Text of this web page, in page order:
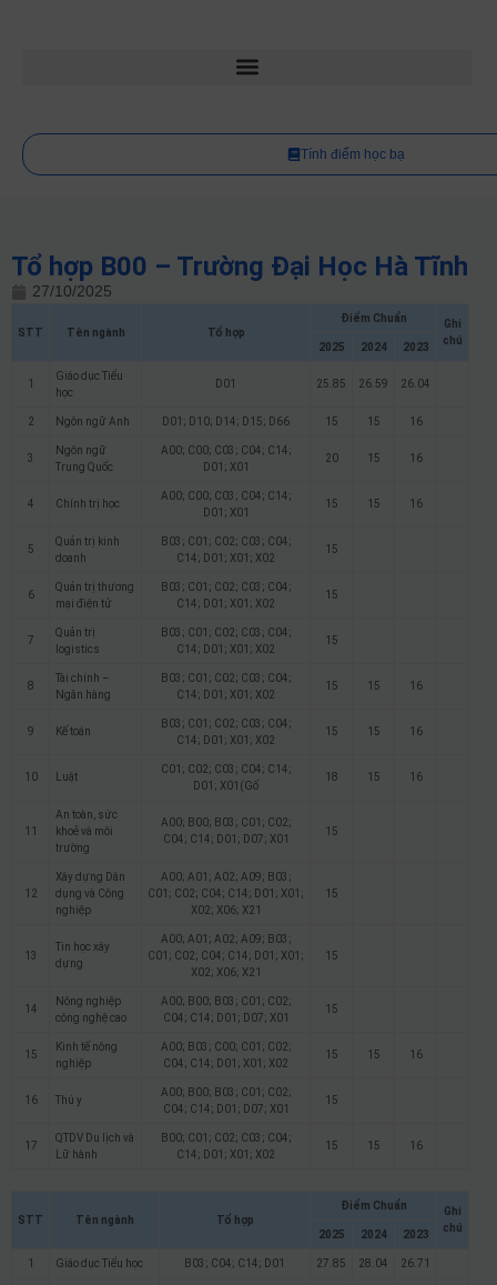
Tính điểm học bạ
Tổ hợp B00 – Trường Đại Học Hà Tĩnh
27/10/2025
STT Tên ngành Tổ hợp
Điểm Chuẩn
Ghi
chú
2025 2024 2023
1
Giáo dục Tiểu
học
D01 25.85 26.59 26.04
2 Ngôn ngữ Anh D01; D10; D14; D15; D66 15 15 16
3
Ngôn ngữ
Trung Quốc
A00; C00; C03; C04; C14;
D01; X01
20 15 16
4 Chính trị học
A00; C00; C03; C04; C14;
D01; X01
15 15 16
5
Quản trị kinh
doanh
B03; C01; C02; C03; C04;
C14; D01; X01; X02
15
6
Quản trị thương
mại điện tử
B03; C01; C02; C03; C04;
C14; D01; X01; X02
15
7
Quản trị
logistics
B03; C01; C02; C03; C04;
C14; D01; X01; X02
15
8
Tài chính –
Ngân hàng
B03; C01; C02; C03; C04;
C14; D01; X01; X02
15 15 16
9 Kế toán
B03; C01; C02; C03; C04;
C14; D01; X01; X02
15 15 16
10 Luật
C01; C02; C03; C04; C14;
D01; X01(Gố
18 15 16
11
An toàn, sức
khoẻ và môi
trường
A00; B00; B03; C01; C02;
C04; C14; D01; D07; X01
15
12
Xây dựng Dân
dụng và Công
nghiệp
A00; A01; A02; A09; B03;
C01; C02; C04; C14; D01; X01;
X02; X06; X21
15
13
Tin học xây
dựng
A00; A01; A02; A09; B03;
C01; C02; C04; C14; D01; X01;
X02; X06; X21
15
14
Nông nghiệp
công nghệ cao
A00; B00; B03; C01; C02;
C04; C14; D01; D07; X01
15
15
Kinh tế nông
nghiệp
A00; B03; C00; C01; C02;
C04; C14; D01; X01; X02
15 15 16
16 Thú y
A00; B00; B03; C01; C02;
C04; C14; D01; D07; X01
15
17
QTDV Du lịch và
Lữ hành
B00; C01; C02; C03; C04;
C14; D01; X01; X02
15 15 16
STT Tên ngành Tổ hợp
Điểm Chuẩn
Ghi
chú
2025 2024 2023
1 Giáo dục Tiểu học B03; C04; C14; D01 27.85 28.04 26.71